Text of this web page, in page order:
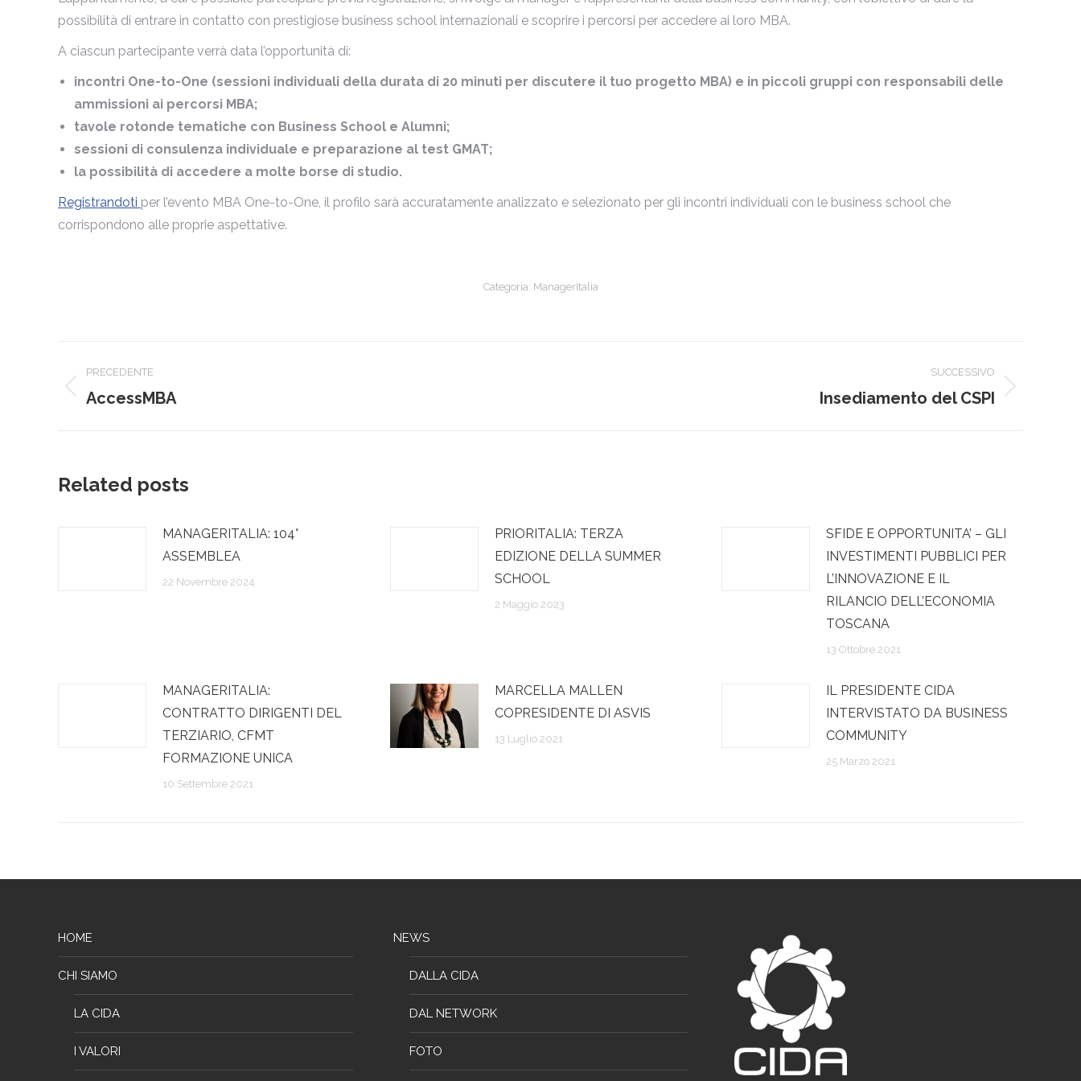
possibilità di entrare in contatto con prestigiose business school internazionali e scoprire i percorsi per accedere ai loro MBA.
A ciascun partecipante verrà data l’opportunità di:
incontri One-to-One (sessioni individuali della durata di 20 minuti per discutere il tuo progetto MBA) e in piccoli gruppi con responsabili delle
ammissioni ai percorsi MBA;
tavole rotonde tematiche con Business School e Alumni;
sessioni di consulenza individuale e preparazione al test GMAT;
la possibilità di accedere a molte borse di studio.
Registrandoti per l’evento MBA One-to-One, il profilo sarà accuratamente analizzato e selezionato per gli incontri individuali con le business school che
corrispondono alle proprie aspettative.
Categoria: ManagerItalia
tra
PRECEDENTE
Post
AccessMBA
SUCCESSIVO
Insediamento del CSPI
Related posts
MANAGERITALIA: 104°
ASSEMBLEA
22 Novembre 2024
PRIORITALIA: TERZA
EDIZIONE DELLA SUMMER
SCHOOL
2 Maggio 2023
SFIDE E OPPORTUNITA’ – GLI
INVESTIMENTI PUBBLICI PER
L’INNOVAZIONE E IL
RILANCIO DELL’ECONOMIA
TOSCANA
13 Ottobre 2021
MANAGERITALIA:
CONTRATTO DIRIGENTI DEL
TERZIARIO, CFMT
FORMAZIONE UNICA
10 Settembre 2021
MARCELLA MALLEN
COPRESIDENTE DI ASVIS
13 Luglio 2021
IL PRESIDENTE CIDA
INTERVISTATO DA BUSINESS
COMMUNITY
25 Marzo 2021
HOME
CHI SIAMO
LA CIDA
I VALORI
NEWS
DALLA CIDA
DAL NETWORK
FOTO